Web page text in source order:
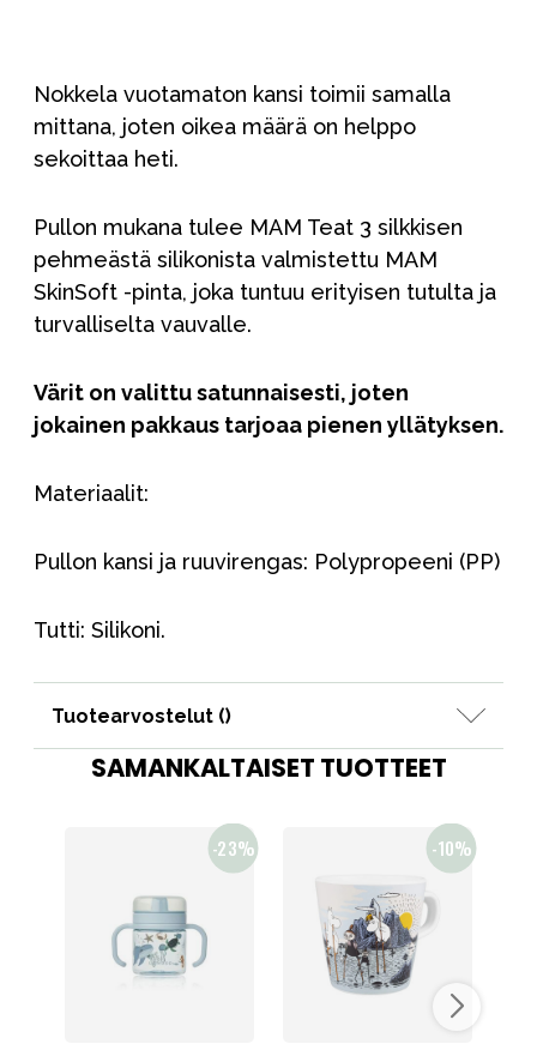
Nokkela vuotamaton kansi toimii samalla
mittana, joten oikea määrä on helppo
sekoittaa heti.
Pullon mukana tulee MAM Teat 3 silkkisen
pehmeästä silikonista valmistettu MAM
SkinSoft -pinta, joka tuntuu erityisen tutulta ja
turvalliselta vauvalle.
Värit on valittu satunnaisesti, joten
jokainen pakkaus tarjoaa pienen yllätyksen.
Materiaalit:
Pullon kansi ja ruuvirengas: Polypropeeni (PP)
Tutti: Silikoni.
Tuotearvostelut ()
SAMANKALTAISET TUOTTEET